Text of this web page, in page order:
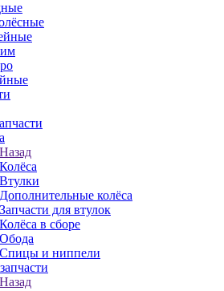
Назад
Колёса
Втулки
Дополнительные колёса
Запчасти для втулок
Колёса в сборе
Обода
Спицы и ниппели
Назад